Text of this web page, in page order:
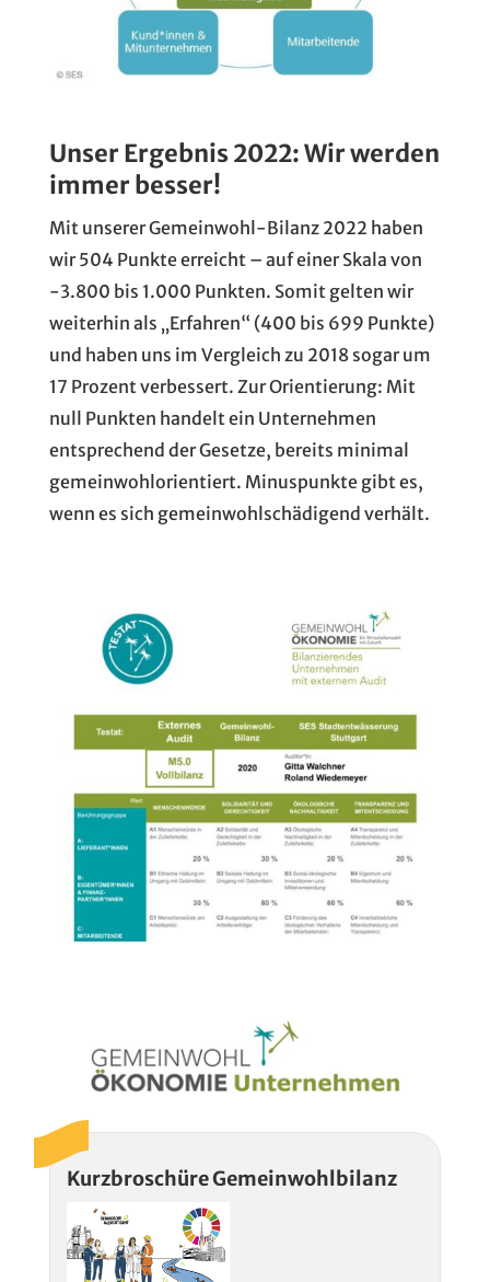
Unser Ergebnis 2022: Wir werden
immer besser!
Mit unserer Gemeinwohl-Bilanz 2022 haben
wir 504 Punkte erreicht – auf einer Skala von
-3.800 bis 1.000 Punkten. Somit gelten wir
weiterhin als „Erfahren“ (400 bis 699 Punkte)
und haben uns im Vergleich zu 2018 sogar um
17 Prozent verbessert. Zur Orientierung: Mit
null Punkten handelt ein Unternehmen
entsprechend der Gesetze, bereits minimal
gemeinwohlorientiert. Minuspunkte gibt es,
wenn es sich gemeinwohlschädigend verhält.
Kurzbroschüre Gemeinwohlbilanz